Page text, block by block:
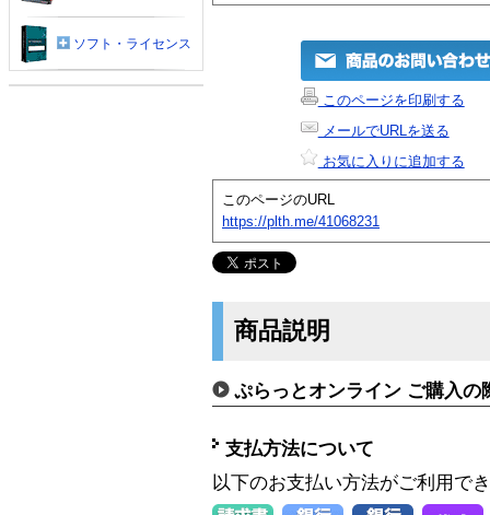
このページを印刷する
メールでURLを送る
お気に入りに追加する
このページのURL
https://plth.me/41068231
商品説明
ぷらっとオンライン ご購入の
支払方法について
以下のお支払い方法がご利用で
ソフト・ライセンス